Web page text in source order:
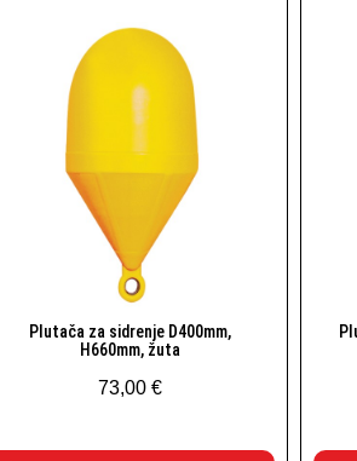
Brzi pogled
Plutača za sidrenje D400mm,
H660mm, žuta
73,00 €